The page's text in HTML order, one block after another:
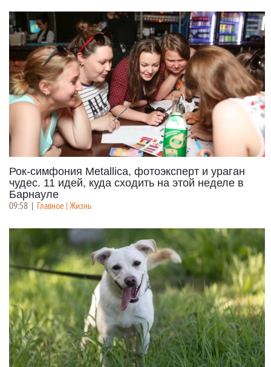
Рок-симфония Metallica, фотоэксперт и ураган
чудес. 11 идей, куда сходить на этой неделе в
Барнауле
09:58 | Главное | Жизнь